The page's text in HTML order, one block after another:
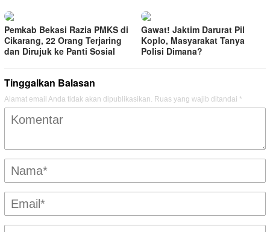
Pemkab Bekasi Razia PMKS di
Cikarang, 22 Orang Terjaring
dan Dirujuk ke Panti Sosial
Gawat! Jaktim Darurat Pil
Koplo, Masyarakat Tanya
Polisi Dimana?
Tinggalkan Balasan
Alamat email Anda tidak akan dipublikasikan. Ruas yang wajib ditandai *